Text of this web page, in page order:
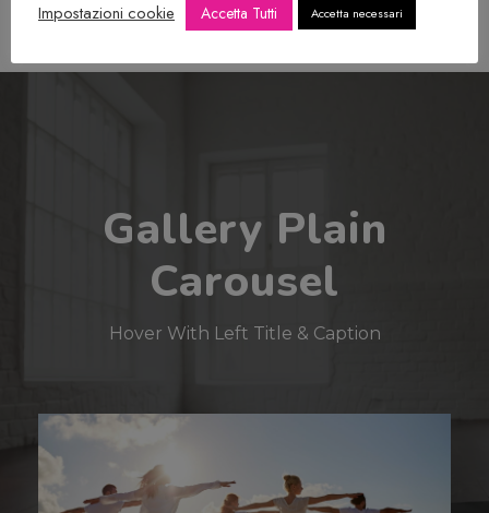
Gallery Plain
Carousel
Hover With Left Title & Caption
Impostazioni cookie
Accetta Tutti Accetta necessari